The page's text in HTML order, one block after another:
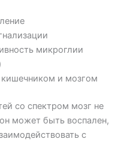
микроглии
и мозгом
со спектром мозг не
может быть воспален,
с